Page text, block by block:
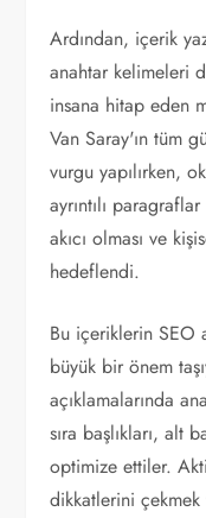
Ardından, içerik
anahtar kelimeleri
insana hitap eden
Van Saray'ın tüm
vurgu yapılırken,
ayrıntılı
akıcı olması ve
hedeflendi.
Bu içeriklerin SEO
büyük bir önem
açıklamalarında
sıra başlıkları, alt
optimize ettiler.
dikkatlerini